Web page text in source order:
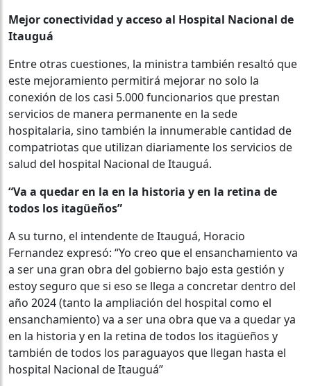
Mejor conectividad y acceso al Hospital Nacional de
Itauguá
Entre otras cuestiones, la ministra también resaltó que
este mejoramiento permitirá mejorar no solo la
conexión de los casi 5.000 funcionarios que prestan
servicios de manera permanente en la sede
hospitalaria, sino también la innumerable cantidad de
compatriotas que utilizan diariamente los servicios de
salud del hospital Nacional de Itauguá.
“Va a quedar en la en la historia y en la retina de
todos los itagüeños”
A su turno, el intendente de Itauguá, Horacio
Fernandez expresó: “Yo creo que el ensanchamiento va
a ser una gran obra del gobierno bajo esta gestión y
estoy seguro que si eso se llega a concretar dentro del
año 2024 (tanto la ampliación del hospital como el
ensanchamiento) va a ser una obra que va a quedar ya
en la historia y en la retina de todos los itagüeños y
también de todos los paraguayos que llegan hasta el
hospital Nacional de Itauguá”